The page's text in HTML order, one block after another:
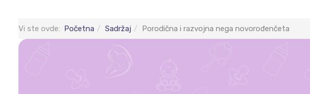
Vi ste ovde: Početna Sadržaj Porodična i razvojna nega novorođenčeta